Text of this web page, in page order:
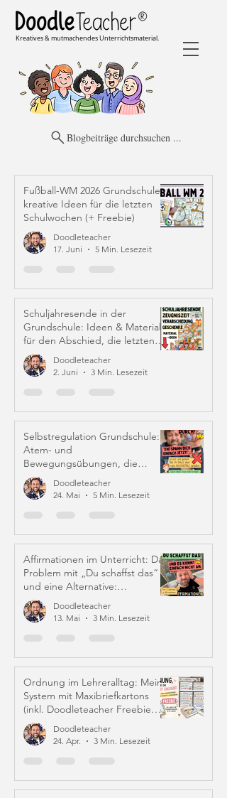
Kreatives & mutmachendes Unterrichtsmaterial.
Blogbeiträge durchsuchen ...
Fußball-WM 2026 Grundschule:
kreative Ideen für die letzten
Schulwochen (+ Freebie)
Doodleteacher
17. Juni
5 Min. Lesezeit
Schuljahresende in der
Grundschule: Ideen & Material
für den Abschied, die letzten
Schulwochen und Zeugniszeit
Doodleteacher
2. Juni
3 Min. Lesezeit
Selbstregulation Grundschule:
Atem- und
Bewegungsübungen, die
wirklich helfenDoodleteacher
24. Mai
5 Min. Lesezeit
Affirmationen im Unterricht: Das
Problem mit „Du schaffst das“
und eine Alternative:
Iffirmationen (!)
Doodleteacher
13. Mai
3 Min. Lesezeit
Ordnung im Lehreralltag: Mein
System mit Maxibriefkartons
(inkl. Doodleteacher Freebie
Labels) Doodleteacher
24. Apr.
3 Min. Lesezeit